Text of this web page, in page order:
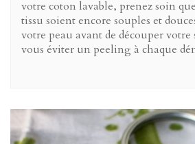
votre coton lavable, prenez soin
tissu soient encore souples et
votre peau avant de découper
vous éviter un peeling à chaque